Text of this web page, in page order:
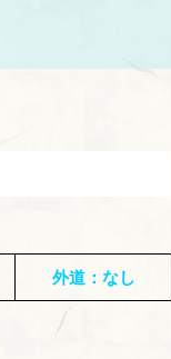
外道：なし